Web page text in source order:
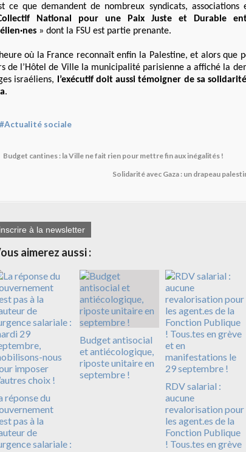
ce que demandent de nombreux syndicats,
National pour une Paix Juste et Durable
» dont la FSU est partie prenante.
où la France reconnaît enfin la Palestine, et alors que
de l’Hôtel de Ville la municipalité parisienne a affiché la
israéliens,
l’exécutif doit aussi témoigner de sa
.
#Actualité sociale
Budget cantines : la Ville ne fait rien pour mettre fin aux inégalités !
Solidarité avec Gaza : un drapeau
à la newsletter
aimerez aussi :
réponse du
pas à la
de
salariale :
Budget antisocial
et antiécologique,
riposte unitaire en
septembre !
RDV salarial :
aucune
revalorisation pour
les agent.es de la
Fonction Publique
! Tous.tes en grève